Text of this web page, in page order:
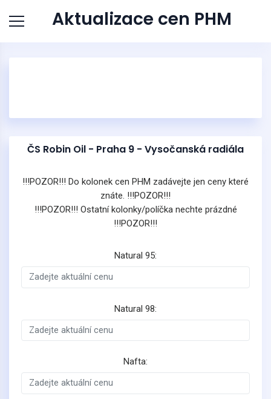
Aktualizace cen PHM
ČS Robin Oil - Praha 9 - Vysočanská radiála
!!!POZOR!!! Do kolonek cen PHM zadávejte jen ceny které
znáte. !!!POZOR!!!
!!!POZOR!!! Ostatní kolonky/políčka nechte prázdné
!!!POZOR!!!
Natural 95:
Natural 98:
Nafta: